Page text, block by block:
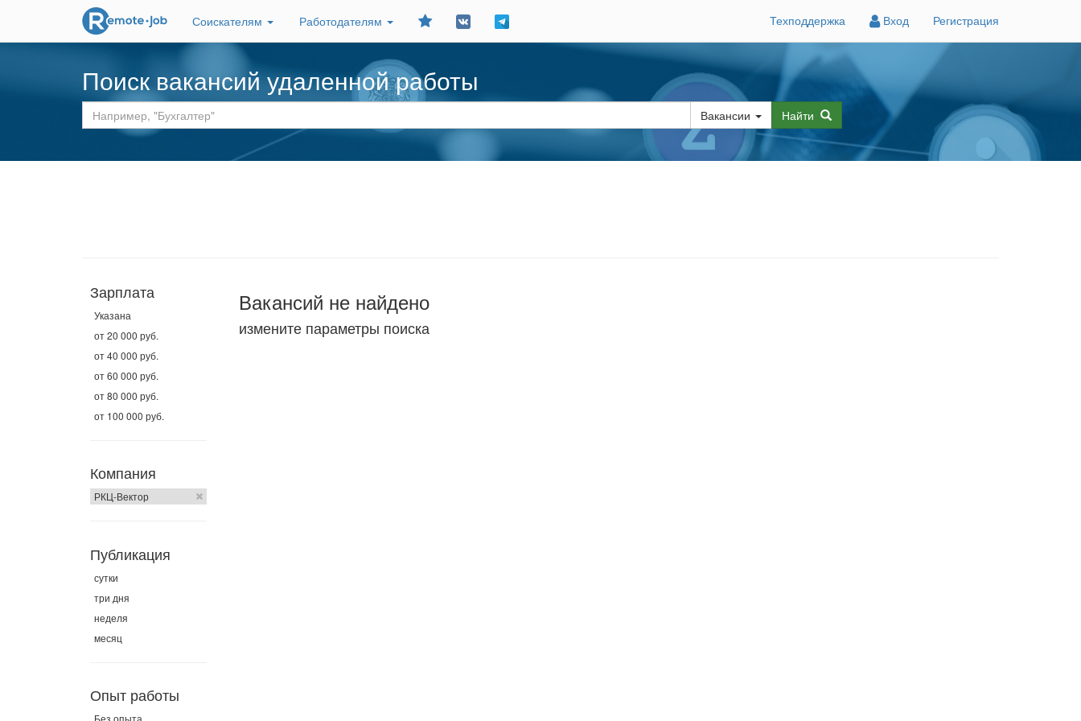
Соискателям Работодателям
Добавить
Техподдержка Вход Регистрация
Поиск вакансий удаленной работы
Вакансии Найти
Зарплата
Указана
от 20 000 руб.
от 40 000 руб.
от 60 000 руб.
от 80 000 руб.
от 100 000 руб.
Компания
РКЦ-Вектор
Публикация
сутки
три дня
неделя
месяц
Опыт работы
Без опыта
Вакансий не найдено
измените параметры поиска